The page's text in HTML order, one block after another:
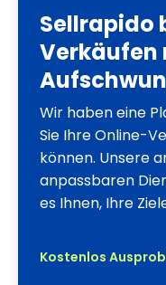
Sellrapido
Verkäufen
Wir haben eine
Sie Ihre Online-
können. Unsere
anpassbaren
es Ihnen, Ihre
Kostenlos